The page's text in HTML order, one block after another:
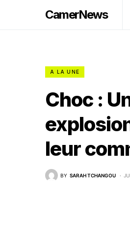
CamerNews
A LA UNE
Choc :
leur
BY SARAH TCHANGOU